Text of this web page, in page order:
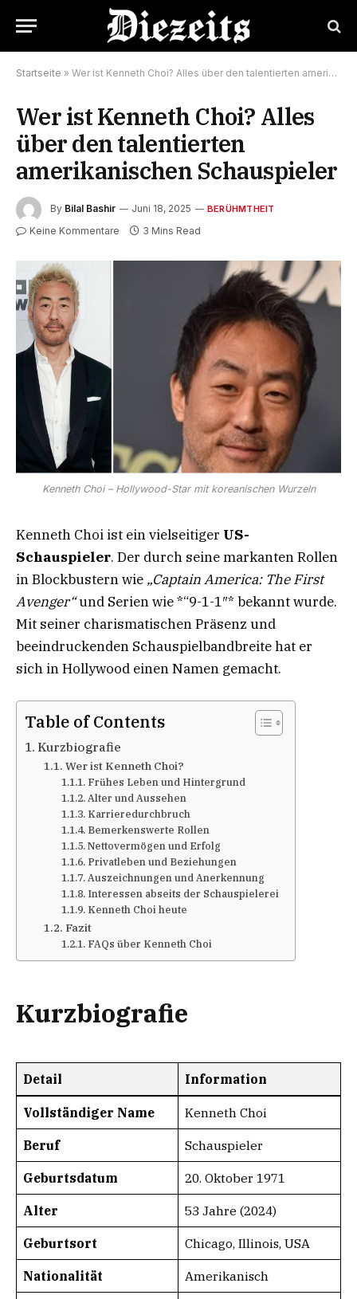
Startseite » Wer ist Kenneth Choi? Alles über den talentierten amerikanischen Schauspieler
Wer ist Kenneth Choi? Alles
über den talentierten
amerikanischen Schauspieler
By Bilal Bashir Juni 18, 2025 BERÜHMTHEIT
Keine Kommentare 3 Mins Read
Kenneth Choi – Hollywood-Star mit koreanischen Wurzeln
Kenneth Choi ist ein vielseitiger US-
Schauspieler. Der durch seine markanten Rollen
in Blockbustern wie „Captain America: The First
Avenger“und Serien wie *“9-1-1″* bekannt wurde.
Mit seiner charismatischen Präsenz und
beeindruckenden Schauspielbandbreite hat er
sich in Hollywood einen Namen gemacht.
Table of Contents
Kurzbiografie
Wer ist Kenneth Choi?
Frühes Leben und Hintergrund
Alter und Aussehen
Karrieredurchbruch
Bemerkenswerte Rollen
Nettovermögen und Erfolg
Privatleben und Beziehungen
Auszeichnungen und Anerkennung
Interessen abseits der Schauspielerei
Kenneth Choi heute
Fazit
FAQs über Kenneth Choi
Kurzbiografie
Detail Information
Vollständiger Name Kenneth Choi
Beruf Schauspieler
Geburtsdatum 20. Oktober 1971
Alter 53 Jahre (2024)
Geburtsort Chicago, Illinois, USA
Nationalität Amerikanisch